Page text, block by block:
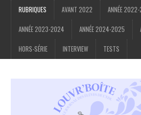
RUBRIQUES AVANT 2022 ANNÉE
ANNÉE 2023-2024 ANNÉE 2024-2025
HORS-SÉRIE INTERVIEW TESTS